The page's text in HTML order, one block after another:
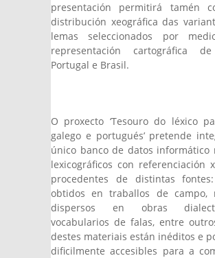
presentación permitirá tamén
distribución xeográfica das
lemas seleccionados por
representación cartográfica
Portugal e Brasil.
O proxecto ‘Tesouro do léxico
galego e portugués’ pretende
único banco de datos informático
lexicográficos con referenciación
procedentes de distintas
obtidos en traballos de campo,
dispersos en obras
vocabularios de falas, entre
destes materiais están inéditos e
dificilmente accesibles para a